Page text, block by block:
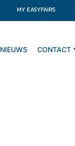
MY EASYFAIRS
NIEUWS CONTACT